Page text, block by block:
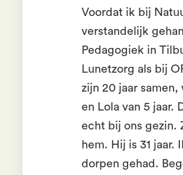
Voordat ik bij
verstandelijk
Pedagogiek in
Lunetzorg als bij
zijn 20 jaar samen,
en Lola van 5 jaar.
echt bij ons gezin.
hem. Hij is 31
dorpen gehad.